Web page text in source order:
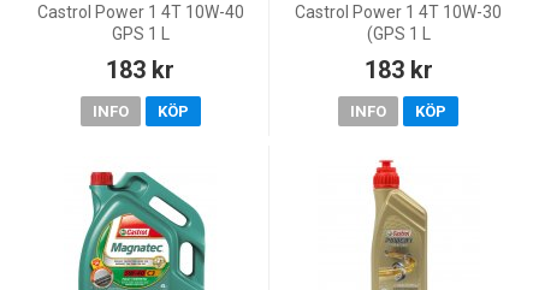
Castrol Power 1 4T 10W-40
GPS 1 L
183 kr
INFO KÖP
Castrol Power 1 4T 10W-30
(GPS 1 L
183 kr
INFO KÖP